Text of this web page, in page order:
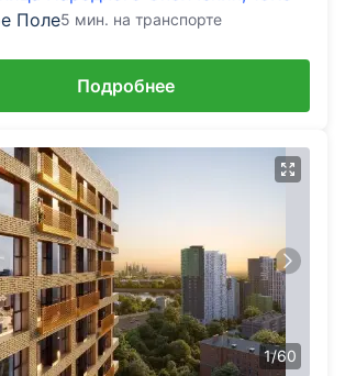
Поле5 мин. на транспорте
Подробнее
1/60